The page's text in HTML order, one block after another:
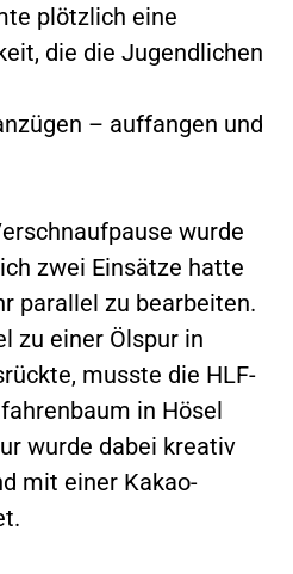
plötzlich eine
die die Jugendlichen
– auffangen und
wurde
zwei Einsätze hatte
parallel zu bearbeiten.
zu einer Ölspur in
musste die HLF-
in Hösel
wurde dabei kreativ
mit einer Kakao-